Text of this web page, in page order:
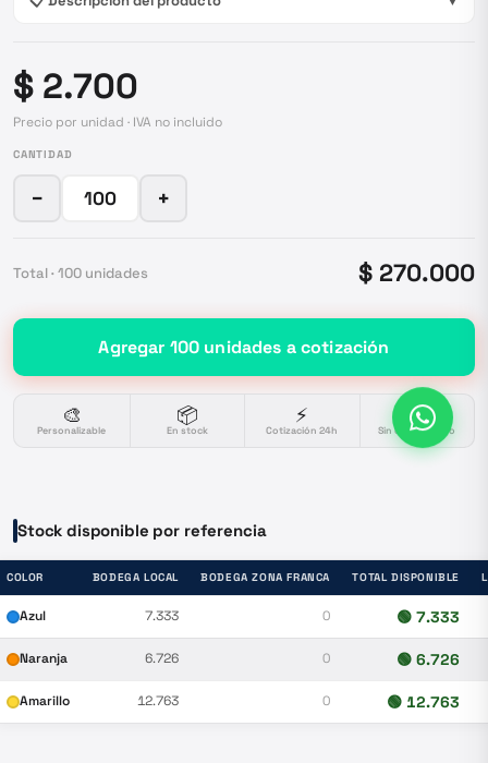
$ 2.700
Precio por unidad · IVA no incluido
CANTIDAD
− +
Total · 100 unidades $ 270.000
Agregar 100 unidades a cotización
🎨
Personalizable
📦
En stock
⚡
Cotización 24h
🔒
Sin compromiso
Stock disponible por referencia
COLOR BODEGA LOCAL BODEGA ZONA FRANCA TOTAL DISPONIBLE
Azul 7.333 0 🟢 7.333
Naranja 6.726 0 🟢 6.726
Amarillo 12.763 0 🟢 12.763